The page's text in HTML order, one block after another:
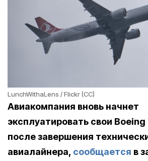
LunchWithaLens / Flickr (CC)
Авиакомпания вновь начнет
эксплуатировать свои Boeing
после завершения
авиалайнера, сообщаетcя в